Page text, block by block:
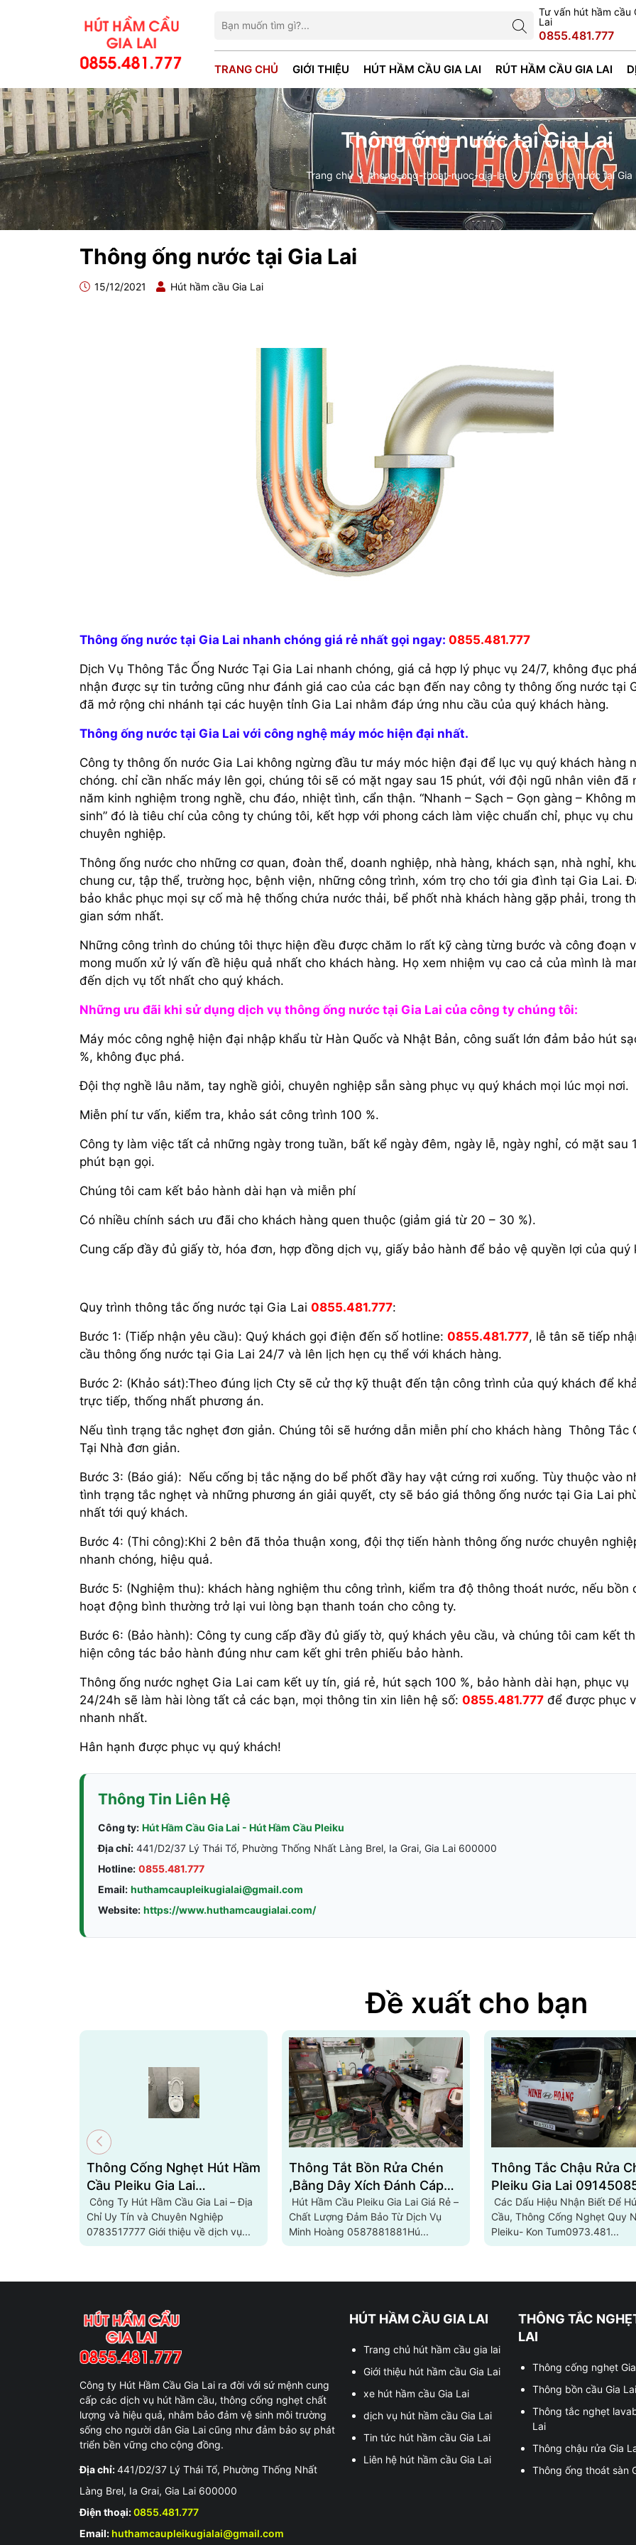
Tư vấn hút hầm cầu
Lai
0855.481.777
TRANG CHỦ GIỚI THIỆU HÚT HẦM CẦU GIA LAI RÚT HẦM CẦU GIA LAI
Thông ống nước tại Gia Lai
Trang chủ thong-ong-thoat-nuoc-gia-lai Thông ống nước tại Gia
Thông ống nước tại Gia Lai
15/12/2021 Hút hầm cầu Gia Lai
Thông ống nước tại Gia Lai nhanh chóng giá rẻ nhất gọi ngay: 0855.481.777
Dịch Vụ Thông Tắc Ống Nước Tại Gia Lai nhanh chóng, giá cả hợp lý phục vụ 24/7, không đục
nhận được sự tin tưởng cũng như đánh giá cao của các bạn đến nay công ty thông ống nước tại
đã mở rộng chi nhánh tại các huyện tỉnh Gia Lai nhằm đáp ứng nhu cầu của quý khách hàng.
Thông ống nước tại Gia Lai với công nghệ máy móc hiện đại nhất.
Công ty thông ốn nước Gia Lai không ngừng đầu tư máy móc hiện đại để lục vụ quý khách hàng
chóng. chỉ cần nhấc máy lên gọi, chúng tôi sẽ có mặt ngay sau 15 phút, với đội ngũ nhân viên đã
năm kinh nghiệm trong nghề, chu đáo, nhiệt tình, cẩn thận. “Nhanh – Sạch – Gọn gàng – Không
sinh” đó là tiêu chí của công ty chúng tôi, kết hợp với phong cách làm việc chuẩn chỉ, phục vụ chu
chuyên nghiệp.
Thông ống nước cho những cơ quan, đoàn thể, doanh nghiệp, nhà hàng, khách sạn, nhà nghỉ,
chung cư, tập thể, trường học, bệnh viện, những công trình, xóm trọ cho tới gia đình tại Gia Lai.
bảo khắc phục mọi sự cố mà hệ thống chứa nước thải, bể phốt nhà khách hàng gặp phải, trong
gian sớm nhất.
Những công trình do chúng tôi thực hiện đều được chăm lo rất kỹ càng từng bước và công đoạn
mong muốn xử lý vấn đề hiệu quả nhất cho khách hàng. Họ xem nhiệm vụ cao cả của mình là
đến dịch vụ tốt nhất cho quý khách.
Những ưu đãi khi sử dụng dịch vụ thông ống nước tại Gia Lai của công ty chúng tôi:
Máy móc công nghệ hiện đại nhập khẩu từ Hàn Quốc và Nhật Bản, công suất lớn đảm bảo hút
%, không đục phá.
Đội thợ nghề lâu năm, tay nghề giỏi, chuyên nghiệp sẵn sàng phục vụ quý khách mọi lúc mọi nơi.
Miễn phí tư vấn, kiểm tra, khảo sát công trình 100 %.
Công ty làm việc tất cả những ngày trong tuần, bất kể ngày đêm, ngày lễ, ngày nghỉ, có mặt sau
phút bạn gọi.
Chúng tôi cam kết bảo hành dài hạn và miễn phí
Có nhiều chính sách ưu đãi cho khách hàng quen thuộc (giảm giá từ 20 – 30 %).
Cung cấp đầy đủ giấy tờ, hóa đơn, hợp đồng dịch vụ, giấy bảo hành để bảo vệ quyền lợi của quý
Quy trình thông tắc ống nước tại Gia Lai 0855.481.777:
Bước 1: (Tiếp nhận yêu cầu): Quý khách gọi điện đến số hotline: 0855.481.777, lễ tân sẽ tiếp
cầu thông ống nước tại Gia Lai 24/7 và lên lịch hẹn cụ thể với khách hàng.
Bước 2: (Khảo sát):Theo đúng lịch Cty sẽ cử thợ kỹ thuật đến tận công trình của quý khách để
trực tiếp, thống nhất phương án.
Nếu tình trạng tắc nghẹt đơn giản. Chúng tôi sẽ hướng dẫn miễn phí cho khách hàng Thông Tắc
Tại Nhà đơn giản.
Bước 3: (Báo giá): Nếu cống bị tắc nặng do bể phốt đầy hay vật cứng rơi xuống. Tùy thuộc vào
tình trạng tắc nghẹt và những phương án giải quyết, cty sẽ báo giá thông ống nước tại Gia Lai
nhất tới quý khách.
Bước 4: (Thi công):Khi 2 bên đã thỏa thuận xong, đội thợ tiến hành thông ống nước chuyên
nhanh chóng, hiệu quả.
Bước 5: (Nghiệm thu): khách hàng nghiệm thu công trình, kiểm tra độ thông thoát nước, nếu bồn
hoạt động bình thường trở lại vui lòng bạn thanh toán cho công ty.
Bước 6: (Bảo hành): Công ty cung cấp đầy đủ giấy tờ, quý khách yêu cầu, và chúng tôi cam kết
hiện công tác bảo hành đúng như cam kết ghi trên phiếu bảo hành.
Thông ống nước nghẹt Gia Lai cam kết uy tín, giá rẻ, hút sạch 100 %, bảo hành dài hạn, phục vụ
24/24h sẽ làm hài lòng tất cả các bạn, mọi thông tin xin liên hệ số: 0855.481.777 để được phục
nhanh nhất.
Hân hạnh được phục vụ quý khách!
Thông Tin Liên Hệ
Công ty: Hút Hầm Cầu Gia Lai - Hút Hầm Cầu Pleiku
Địa chỉ: 441/D2/37 Lý Thái Tổ, Phường Thống Nhất Làng Brel, Ia Grai, Gia Lai 600000
Hotline: 0855.481.777
Email: huthamcaupleikugialai@gmail.com
Website: https://www.huthamcaugialai.com/
Đề xuất cho bạn
Thông Cống Nghẹt Hút Hầm
Cầu Pleiku Gia Lai
0783517777
Công Ty Hút Hầm Cầu Gia Lai – Địa
Chỉ Uy Tín và Chuyên Nghiệp
0783517777 Giới thiệu về dịch vụ...
Thông Tắt Bồn Rửa Chén
,Bằng Dây Xích Đánh Cáp
Công Nghệ Mới Pleiku Gia
L0703.80.81.81
Hút Hầm Cầu Pleiku Gia Lai Giá Rẻ –
Chất Lượng Đảm Bảo Từ Dịch Vụ
Minh Hoàng 0587881881Hú...
Thông Tắc Chậu Rửa
Pleiku Gia Lai
Các Dấu Hiệu Nhận Biết Để
Cầu, Thông Cống Nghẹt Quy
Pleiku- Kon Tum0973.481...
Công ty Hút Hầm Cầu Gia Lai ra đời với sứ mệnh cung
cấp các dịch vụ hút hầm cầu, thông cống nghẹt chất
lượng và hiệu quả, nhằm bảo đảm vệ sinh môi trường
sống cho người dân Gia Lai cũng như đảm bảo sự phát
triển bền vững cho cộng đồng.
Địa chỉ:441/D2/37 Lý Thái Tổ, Phường Thống Nhất
Làng Brel, Ia Grai, Gia Lai 600000
Điện thoại:0855.481.777
Email: huthamcaupleikugialai@gmail.com
HÚT HẦM CẦU GIA LAI
Trang chủ hút hầm cầu gia lai
Giới thiệu hút hầm cầu Gia Lai
xe hút hầm cầu Gia Lai
dịch vụ hút hầm cầu Gia Lai
Tin tức hút hầm cầu Gia Lai
Liên hệ hút hầm cầu Gia Lai
THÔNG TẮC
LAI
Thông cống nghẹt
Thông bồn cầu Gia Lai
Thông tắc nghẹt
Lai
Thông chậu rửa Gia
Thông ống thoát sàn